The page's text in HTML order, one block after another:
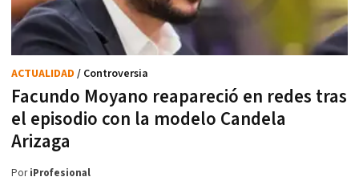
Facundo Moyano reapareció en redes tras
el episodio con la modelo Candela
Arizaga
ACTUALIDAD / Controversia
PoriProfesional